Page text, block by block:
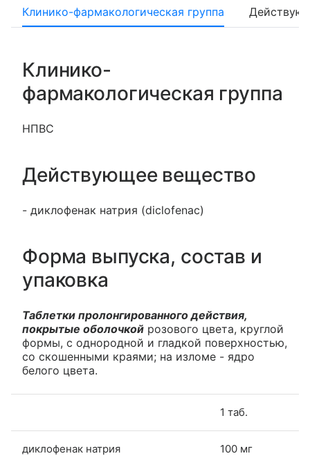
Клинико-фармакологическая группа
Клинико-
фармакологическая группа
НПВС
Действующее вещество
- диклофенак натрия (diclofenac)
Форма выпуска, состав и
упаковка
Таблетки пролонгированного действия,
покрытые оболочкой розового цвета, круглой
формы, с однородной и гладкой поверхностью,
со скошенными краями; на изломе - ядро
белого цвета.
1 таб.
диклофенак натрия 100 мг